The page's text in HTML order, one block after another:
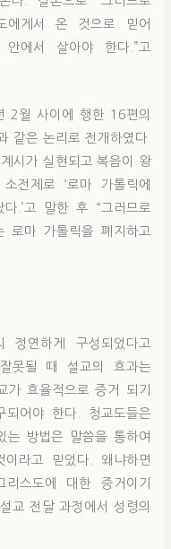
에게서 온 것으로 믿어
에서 살아야 한다.”고
2월 사이에 행한 16편의
같은 논리로 전개하였다.
시가 실현되고 복음이 왕
전제로 ‘로마 가톨릭에
.’고 말한 후 “그러므로
로마 가톨릭을 폐지하고
정연하게 구성되었다고
못될 때 설교의 효과는
가 효율적으로 증거 되기
되어야 한다. 청교도들은
는 방법은 말씀을 통하여
라고 믿었다. 왜냐하면
스도에 대한 증거이기
교 전달 과정에서 성령의